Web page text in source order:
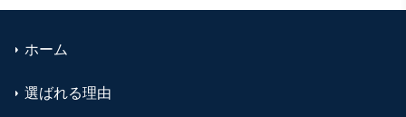
ホーム
選ばれる理由